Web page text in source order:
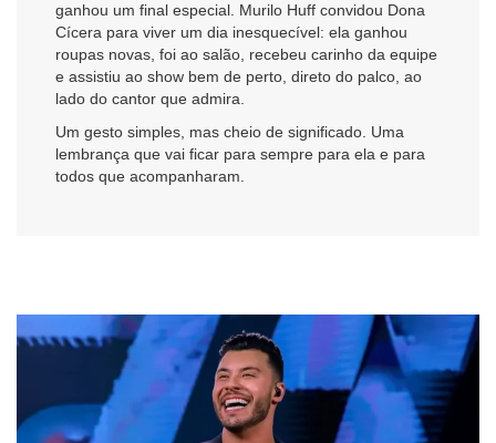
ganhou um final especial. Murilo Huff convidou Dona
Cícera para viver um dia inesquecível: ela ganhou
roupas novas, foi ao salão, recebeu carinho da equipe
e assistiu ao show bem de perto, direto do palco, ao
lado do cantor que admira.
Um gesto simples, mas cheio de significado. Uma
lembrança que vai ficar para sempre para ela e para
todos que acompanharam.